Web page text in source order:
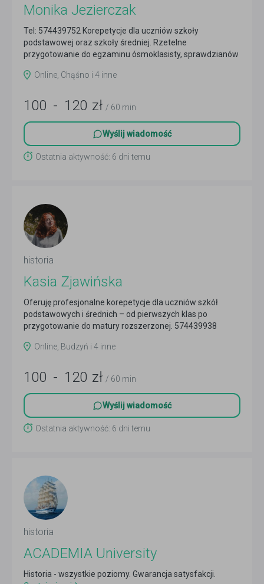
Monika Jezierczak
Tel: 574439752 Korepetycje dla uczniów szkoły
podstawowej oraz szkoły średniej. Rzetelne
przygotowanie do egzaminu ósmoklasisty, sprawdzianów
Online, Chąśno i 4 inne
100 - 120 zł / 60 min
Wyślij wiadomość
Ostatnia aktywność: 6 dni temu
historia
Kasia Zjawińska
Oferuję profesjonalne korepetycje dla uczniów szkół
podstawowych i średnich – od pierwszych klas po
przygotowanie do matury rozszerzonej. 574439938
Online, Budzyń i 4 inne
100 - 120 zł / 60 min
Wyślij wiadomość
Ostatnia aktywność: 6 dni temu
historia
ACADEMIA University
Historia - wszystkie poziomy. Gwarancja satysfakcji.